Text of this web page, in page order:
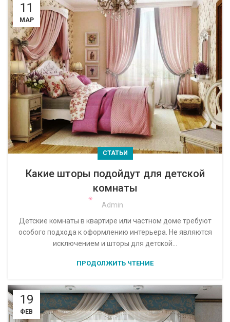
11
МАР
СТАТЬИ
Какие шторы подойдут для детской
комнаты
Admin
Детские комнаты в квартире или частном доме требуют
особого подхода к оформлению интерьера. Не являются
исключением и шторы для детской...
ПРОДОЛЖИТЬ ЧТЕНИЕ
19
ФЕВ